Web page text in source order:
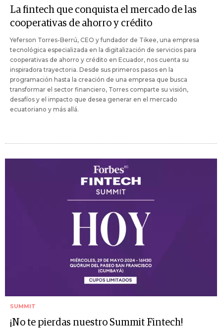
La fintech que conquista el mercado de las
cooperativas de ahorro y crédito
Yeferson Torres-Berrú, CEO y fundador de Tikee, una empresa
tecnológica especializada en la digitalización de servicios para
cooperativas de ahorro y crédito en Ecuador, nos cuenta su
inspiradora trayectoria. Desde sus primeros pasos en la
programación hasta la creación de una empresa que busca
transformar el sector financiero, Torres comparte su visión,
desafíos y el impacto que desea generar en el mercado
ecuatoriano y más allá.
SUMMIT
¡No te pierdas nuestro Summit Fintech!